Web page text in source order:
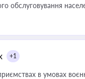
обслуговування
+1
в умовах